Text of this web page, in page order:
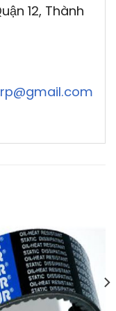
12, Thành